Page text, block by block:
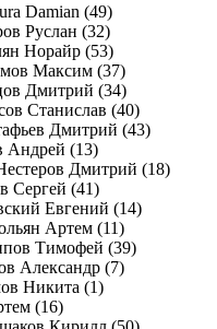
Damian (49)
Руслан (32)
Норайр (53)
Максим (37)
Дмитрий (34)
Станислав (40)
Дмитрий (43)
Андрей (13)
Дмитрий (18)
Сергей (41)
Евгений (14)
Артем (11)
Тимофей (39)
Александр (7)
Никита (1)
(16)